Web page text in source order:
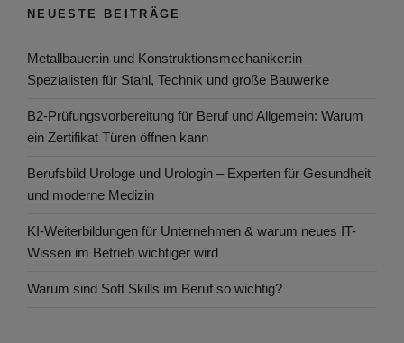
NEUESTE BEITRÄGE
Metallbauer:in und Konstruktionsmechaniker:in –
Spezialisten für Stahl, Technik und große Bauwerke
B2-Prüfungsvorbereitung für Beruf und Allgemein: Warum
ein Zertifikat Türen öffnen kann
Berufsbild Urologe und Urologin – Experten für Gesundheit
und moderne Medizin
KI-Weiterbildungen für Unternehmen & warum neues IT-
Wissen im Betrieb wichtiger wird
Warum sind Soft Skills im Beruf so wichtig?